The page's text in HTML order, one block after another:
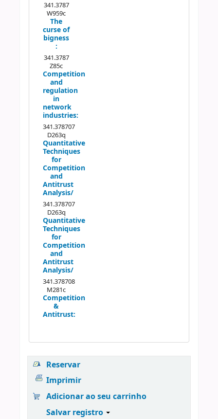
341.3787
W959c
The
curse of
bigness
:
341.3787
Z85c
Competition
and
regulation
in
network
industries:
341.378707
D263q
Quantitative
Techniques
for
Competition
and
Antitrust
Analysis/
341.378707
D263q
Quantitative
Techniques
for
Competition
and
Antitrust
Analysis/
341.378708
M281c
Competition
&
Antitrust:
Reservar
Imprimir
Adicionar ao seu carrinho
Salvar registro